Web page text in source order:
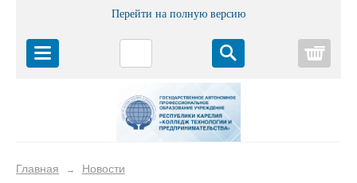
Перейти на полную версию
Главная → Новости